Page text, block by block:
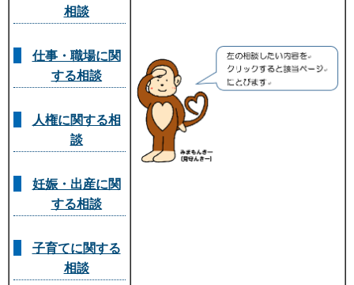
相談
仕事・職場に関
する相談
人権に関する相
談
妊娠・出産に関
する相談
子育てに関する
相談